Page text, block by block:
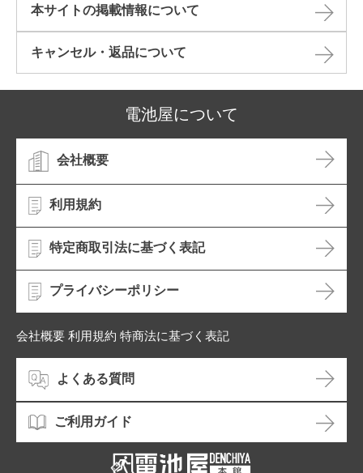
本サイトの掲載情報について​
キャンセル・返品について​
電池屋について
会社概要
利用規約
特定商取引法に基づく表記
プライバシーポリシー
会社概要 利用規約 特商法に基づく表記
よくある質問
ご利用ガイド